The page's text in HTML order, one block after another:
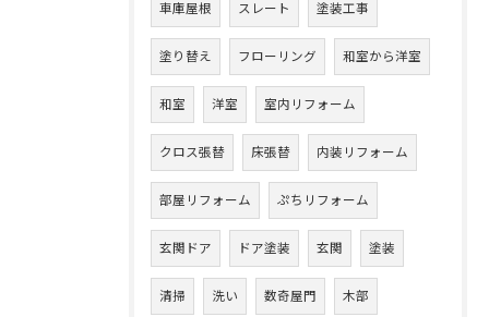
車庫屋根 スレート 塗装工事
塗り替え フローリング 和室から洋室
和室 洋室 室内リフォーム
クロス張替 床張替 内装リフォーム
部屋リフォーム ぷちリフォーム
玄関ドア ドア塗装 玄関 塗装
清掃 洗い 数奇屋門 木部